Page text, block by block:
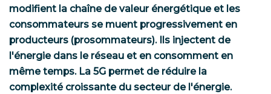
modifient la chaîne de valeur énergétique et les
consommateurs se muent progressivement en
producteurs (prosommateurs). Ils injectent de
l'énergie dans le réseau et en consomment en
même temps. La 5G permet de réduire la
complexité croissante du secteur de l'énergie.